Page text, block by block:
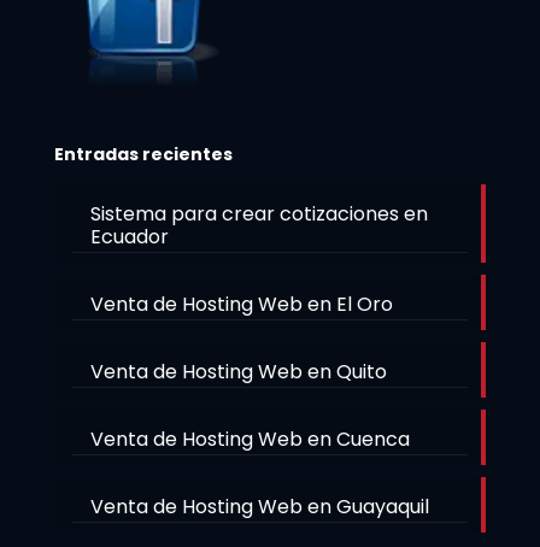
Entradas recientes
Sistema para crear cotizaciones en
Ecuador
Venta de Hosting Web en El Oro
Venta de Hosting Web en Quito
Venta de Hosting Web en Cuenca
Venta de Hosting Web en Guayaquil